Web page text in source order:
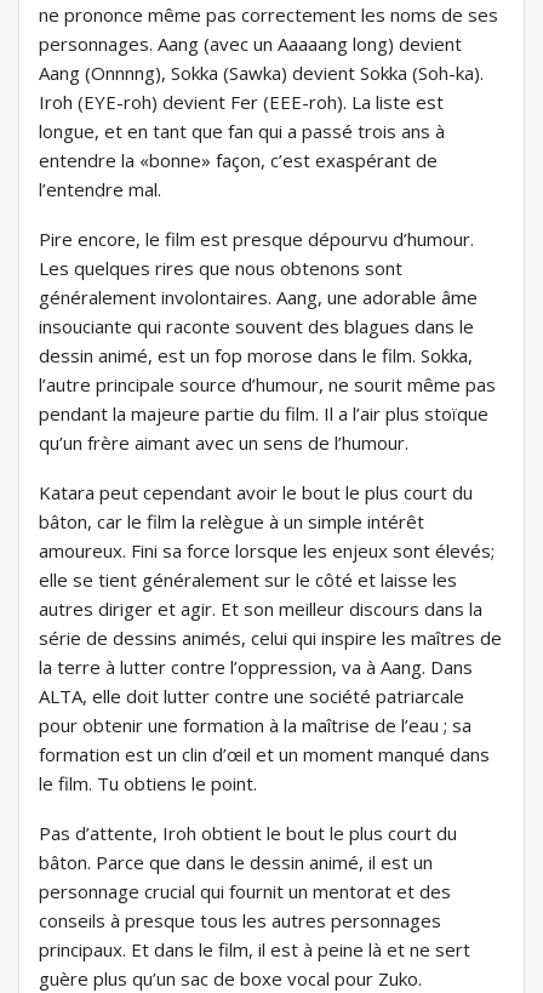
ne prononce même pas correctement les noms de ses
personnages. Aang (avec un Aaaaang long) devient
Aang (Onnnng), Sokka (Sawka) devient Sokka (Soh-ka).
Iroh (EYE-roh) devient Fer (EEE-roh). La liste est
longue, et en tant que fan qui a passé trois ans à
entendre la «bonne» façon, c’est exaspérant de
l’entendre mal.
Pire encore, le film est presque dépourvu d’humour.
Les quelques rires que nous obtenons sont
généralement involontaires. Aang, une adorable âme
insouciante qui raconte souvent des blagues dans le
dessin animé, est un fop morose dans le film. Sokka,
l’autre principale source d’humour, ne sourit même pas
pendant la majeure partie du film. Il a l’air plus stoïque
qu’un frère aimant avec un sens de l’humour.
Katara peut cependant avoir le bout le plus court du
bâton, car le film la relègue à un simple intérêt
amoureux. Fini sa force lorsque les enjeux sont élevés;
elle se tient généralement sur le côté et laisse les
autres diriger et agir. Et son meilleur discours dans la
série de dessins animés, celui qui inspire les maîtres de
la terre à lutter contre l’oppression, va à Aang. Dans
ALTA, elle doit lutter contre une société patriarcale
pour obtenir une formation à la maîtrise de l’eau ; sa
formation est un clin d’œil et un moment manqué dans
le film. Tu obtiens le point.
Pas d’attente, Iroh obtient le bout le plus court du
bâton. Parce que dans le dessin animé, il est un
personnage crucial qui fournit un mentorat et des
conseils à presque tous les autres personnages
principaux. Et dans le film, il est à peine là et ne sert
guère plus qu’un sac de boxe vocal pour Zuko.